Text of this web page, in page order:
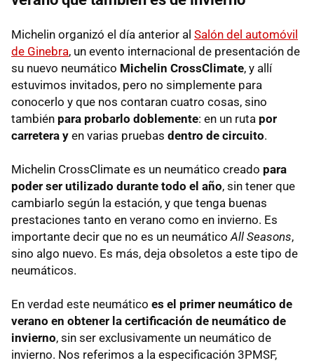
Michelin organizó el día anterior al Salón del automóvil
de Ginebra, un evento internacional de presentación de
su nuevo neumático Michelin CrossClimate, y allí
estuvimos invitados, pero no simplemente para
conocerlo y que nos contaran cuatro cosas, sino
también para probarlo doblemente: en un ruta por
carretera y en varias pruebas dentro de circuito.
Michelin CrossClimate es un neumático creado para
poder ser utilizado durante todo el año, sin tener que
cambiarlo según la estación, y que tenga buenas
prestaciones tanto en verano como en invierno. Es
importante decir que no es un neumáticoAll Seasons,
sino algo nuevo. Es más, deja obsoletos a este tipo de
neumáticos.
En verdad este neumático es el primer neumático de
verano en obtener la certificación de neumático de
invierno, sin ser exclusivamente un neumático de
invierno. Nos referimos a la especificación 3PMSF,